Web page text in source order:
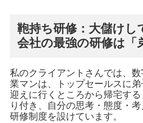
鞄持ち研修：大儲けし
会社の最強の研修は「
私のクライアントさんでは、 数
業マンは、
トップセールスに弟
迎えに行くところから帰宅す
り付き、 自分の思考・態度・考
研修制度を設けています。